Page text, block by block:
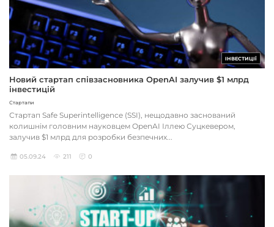
ІНВЕСТИЦІЇ
Новий стартап співзасновника OpenAI залучив $1 млрд
інвестицій
Стартапи
Стартап Safe Superintelligence (SSI), нещодавно заснований
колишнім головним науковцем OpenAI Іллею Суцкевером,
залучив $1 млрд для розробки безпечних...
05.09.24 211 0